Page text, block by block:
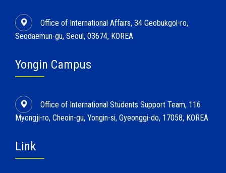
Office of International Affairs, 34 Geobukgol-ro,
Seodaemun-gu, Seoul, 03674, KOREA
Yongin Campus
Office of International Students Support Team, 116
Myongji-ro, Cheoin-gu, Yongin-si, Gyeonggi-do, 17058, KOREA
Link